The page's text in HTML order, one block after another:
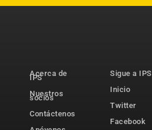
Acerca de
IPS
Nuestros
socios
Contáctenos
Sigue a IPS
Inicio
Twitter
Facebook